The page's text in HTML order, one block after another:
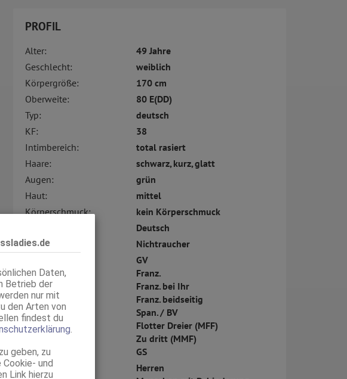
Daten,
Betrieb der
nur mit
den Arten von
findest du
.
geben, zu
Cookie- und
Link hierzu
PROFIL
Alter:
49 Jahre
Geschlecht:
weiblich
Körpergröße:
170 cm
Oberweite:
80 E(DD)
Typ:
deutsch
KF:
38
Intimbereich:
total rasiert
Haare:
schwarz, kurz, glatt
Augen:
grün
Haut:
mittel
Körperschmuck:
kein Körperschmuck
Deutsch
Sonstiges:
Nichtraucher
GV
Franz.
Franz. bei Ihr
Franz. beidseitig
Span. / BV
Flotter Dreier (MFF)
Zu dritt (MMF)
GS
Service für:
Herren